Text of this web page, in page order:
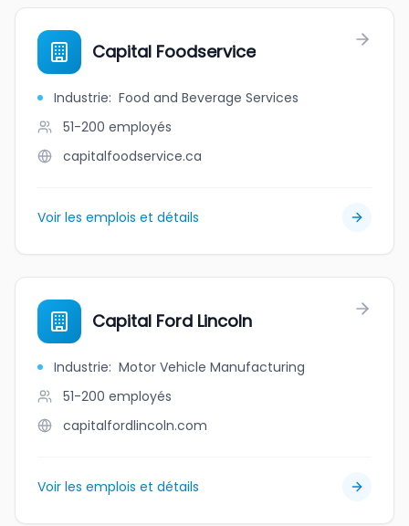
Capital Foodservice
Industrie: Food and Beverage Services
51-200 employés
capitalfoodservice.ca
Voir les emplois et détails
Capital Ford Lincoln
Industrie: Motor Vehicle Manufacturing
51-200 employés
capitalfordlincoln.com
Voir les emplois et détails